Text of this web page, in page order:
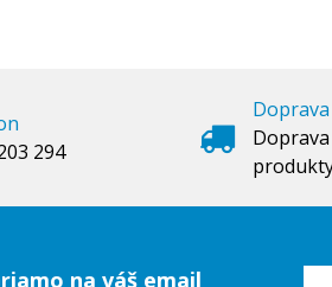
294
na váš email